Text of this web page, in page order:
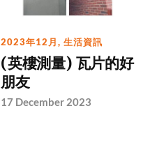
2023年12月,生活資訊
(英樓測量) 瓦片的好
朋友
17 December 2023